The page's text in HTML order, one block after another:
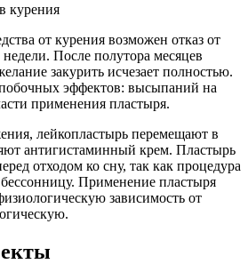
курения
от курения возможен отказ от
После полутора месяцев
закурить исчезает полностью.
эффектов: высыпаний на
применения пластыря.
лейкопластырь перемещают в
антигистаминный крем. Пластырь
отходом ко сну, так как процедура
Применение пластыря
зависимость от